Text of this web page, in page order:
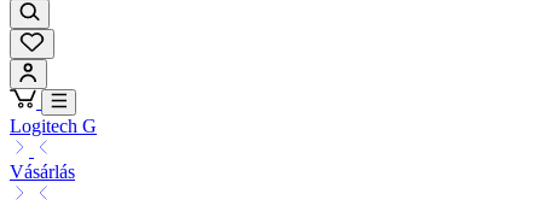
Logitech G
Vásárlás